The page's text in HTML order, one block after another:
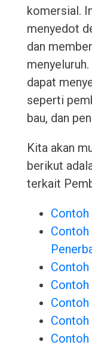
komersial.
menyedot
dan
dapat
seperti
bau, dan
Kita akan
berikut
terkait
Contoh
Contoh